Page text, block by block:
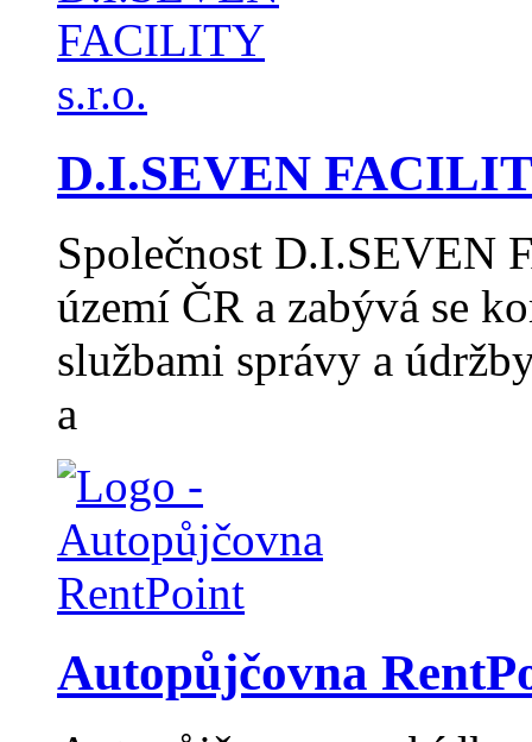
D.I.SEVEN
Společnost D.I.SEVEN
území ČR a zabývá se
službami správy a
a
Autopůjčovna